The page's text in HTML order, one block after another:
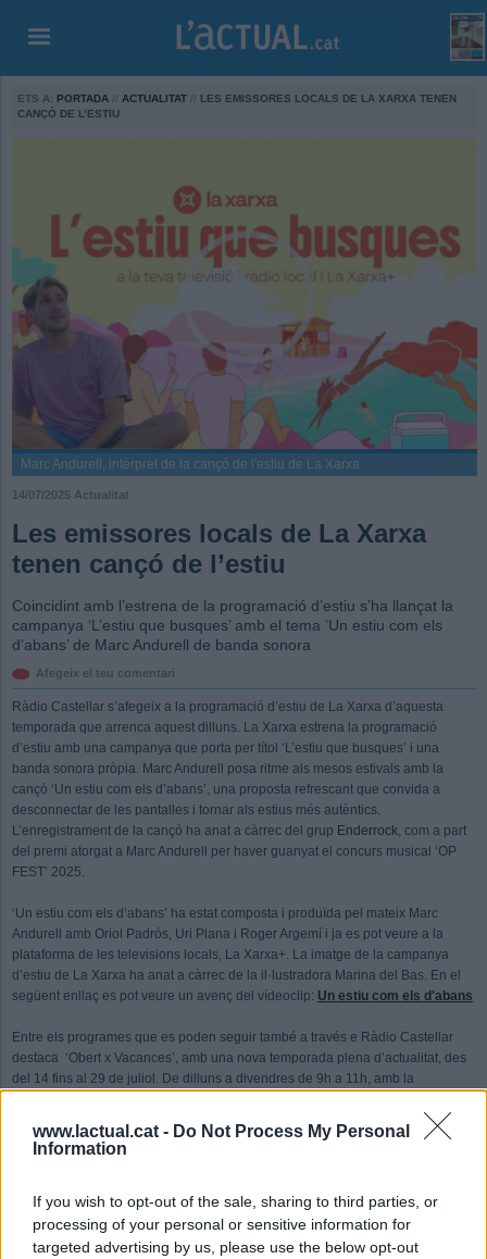
www.lactual.cat - Do Not Process My Personal
Information
If you wish to opt-out of the sale, sharing to third parties, or
processing of your personal or sensitive information for
targeted advertising by us, please use the below opt-out
ETS A: PORTADA // ACTUALITAT // LES EMISSORES LOCALS DE LA XARXA TENEN
CANÇÓ DE L’ESTIU
Marc Andurell, intèrpret de la cançó de l'estiu de La Xarxa
14/07/2025 Actualitat
Les emissores locals de La Xarxa
tenen cançó de l’estiu
Coincidint amb l’estrena de la programació d’estiu s’ha llançat la
campanya ‘L’estiu que busques’ amb el tema ‘Un estiu com els
d’abans’ de Marc Andurell de banda sonora
Afegeix el teu comentari
Ràdio Castellar s’afegeix a la programació d’estiu de La Xarxa d’aquesta
temporada que arrenca aquest dilluns. La Xarxa estrena la programació
d’estiu amb una campanya que porta per títol ‘L’estiu que busques’ i una
banda sonora pròpia. Marc Andurell posa ritme als mesos estivals amb la
cançó ‘Un estiu com els d’abans’, una proposta refrescant que convida a
desconnectar de les pantalles i tornar als estius més autèntics.
L’enregistrament de la cançó ha anat a càrrec del grup Enderrock , com a part
del premi atorgat a Marc Andurell per haver guanyat el concurs musical ‘OP
FEST’ 2025.
‘Un estiu com els d’abans’ ha estat composta i produïda pel mateix Marc
Andurell amb Oriol Padrós, Uri Plana i Roger Argemí i ja es pot veure a la
plataforma de les televisions locals, La Xarxa+. La imatge de la campanya
d’estiu de La Xarxa ha anat a càrrec de la il·lustradora Marina del Bas. En el
següent enllaç es pot veure un avenç del vídeoclip: Un estiu com els d'abans
Entre els programes que es poden seguir també a través e Ràdio Castellar
destaca ‘Obert x Vacances’, amb una nova temporada plena d’actualitat, des
del 14 fins al 29 de juliol. De dilluns a divendres de 9h a 11h, amb la
Manel Ferrer (Premià Mèdia) torna a posar-se al capdavant del programa més
connexions interactives a peu de carrer. També hi participaran diàriament
periodistes d'El Prat Ràdio, EMUN FM, Ràdio L'Escala, Cugat Mèdia, Ràdio
Ciutat de Tarragona i Altafulla Ràdio.